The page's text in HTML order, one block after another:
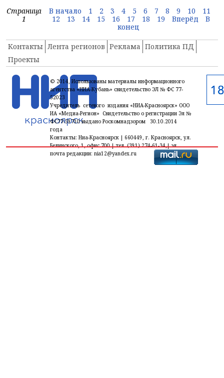
Страница
1
В начало 1 2 3 4 5 6 7 8 9 10
11
12
13 14 15 16 17 18 19 Вперёд
В
конец
Контакты Лента регионов Реклама Политика ПД
Проекты
© 2014, Использованы материалы информационного
агентства «НИА-Кубань» свидетельство ЭЛ № ФС 77-
52023
Учредитель сетевого издания «НИА-Красноярск» ООО
ИА «Медиа-Регион» Свидетельство о регистрации Эл №
ФС77-59710 выдано Роскомнадзором 30.10.2014
года
Контакты: Ниа-Красноярск | 660449, г. Красноярск, ул.
Белинского, 1, офис 700 | тел. (391) 274-61-34,| эл.
почта редакции: nia12@yandex.ru